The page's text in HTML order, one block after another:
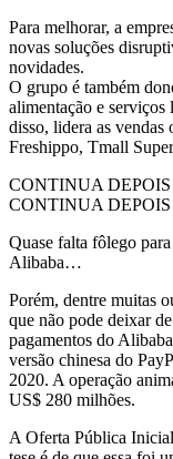
Para melhorar, a
novas soluções
novidades.
O grupo é também
alimentação e
disso, lidera as vendas
Freshippo, Tmall
CONTINUA
CONTINUA
Quase falta fôlego
Alibaba…
Porém, dentre muitas
que não pode deixar
pagamentos do
versão chinesa do
2020. A operação
US$ 280 milhões.
A Oferta Pública